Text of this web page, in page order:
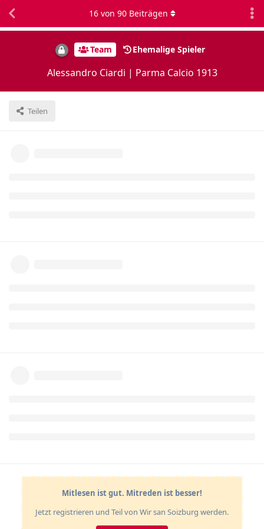
Team Ehemalige Spieler
Alessandro Ciardi | Parma Calcio 1913
Teilen
16von 90Beiträgen
Mitlesen ist gut. Mitreden ist besser!
Jetzt registrieren und Teil von Wir san Soizburg werden.